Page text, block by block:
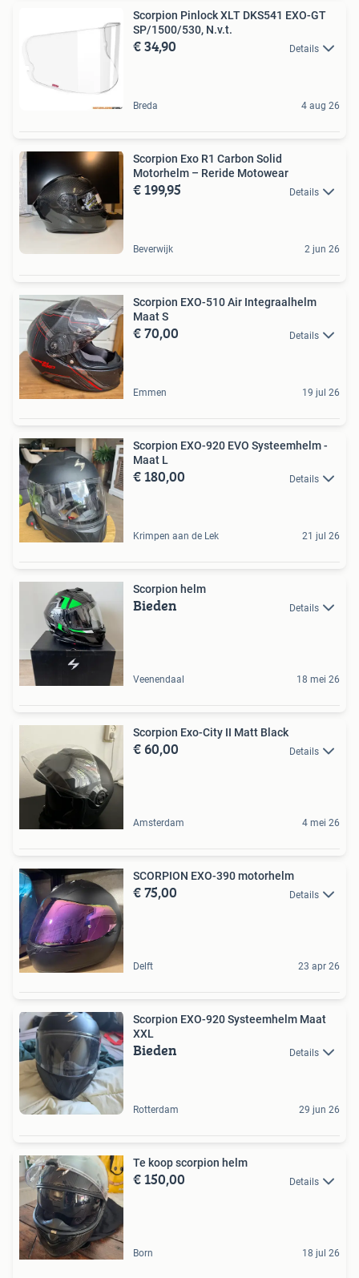
Scorpion Pinlock XLT DKS541 EXO-GT
SP/1500/530, N.v.t.
€ 34,90 Details
Breda 4 aug 26
Scorpion Exo R1 Carbon Solid
Motorhelm – Reride Motowear
€ 199,95 Details
Beverwijk 2 jun 26
Scorpion EXO-510 Air Integraalhelm
Maat S
€ 70,00 Details
Emmen 19 jul 26
Scorpion EXO-920 EVO Systeemhelm -
Maat L
€ 180,00 Details
Krimpen aan de Lek 21 jul 26
Scorpion helm
Bieden Details
Veenendaal 18 mei 26
Scorpion Exo-City II Matt Black
€ 60,00 Details
Amsterdam 4 mei 26
SCORPION EXO-390 motorhelm
€ 75,00 Details
Delft 23 apr 26
Scorpion EXO-920 Systeemhelm Maat
XXL
Bieden Details
Rotterdam 29 jun 26
Te koop scorpion helm
€ 150,00 Details
Born 18 jul 26